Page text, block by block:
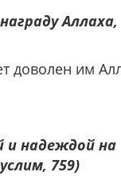
Аллаха,
доволен им
и надеждой на
759)